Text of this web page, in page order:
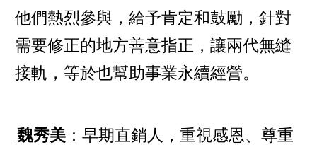
他們熱烈參與，給予肯定和鼓勵，針對
需要修正的地方善意指正，讓兩代無縫
接軌，等於也幫助事業永續經營。
魏秀美 ：早期直銷人，重視感恩、尊重